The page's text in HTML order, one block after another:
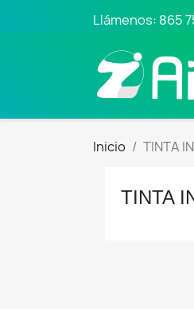
Llámenos: 865
Inicio TINTA
TINTA